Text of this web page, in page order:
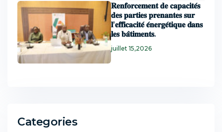
𝐑𝐞𝐧𝐟𝐨𝐫𝐜𝐞𝐦𝐞𝐧𝐭 𝐝𝐞 𝐜𝐚𝐩𝐚𝐜𝐢𝐭𝐞́𝐬
𝐝𝐞𝐬 𝐩𝐚𝐫𝐭𝐢𝐞𝐬 𝐩𝐫𝐞𝐧𝐚𝐧𝐭𝐞𝐬 𝐬𝐮𝐫
𝐥’𝐞𝐟𝐟𝐢𝐜𝐚𝐜𝐢𝐭𝐞́ 𝐞́𝐧𝐞𝐫𝐠𝐞́𝐭𝐢𝐪𝐮𝐞 𝐝𝐚𝐧𝐬
𝐥𝐞𝐬 𝐛𝐚̂𝐭𝐢𝐦𝐞𝐧𝐭𝐬.
juillet 15,2026
Categories